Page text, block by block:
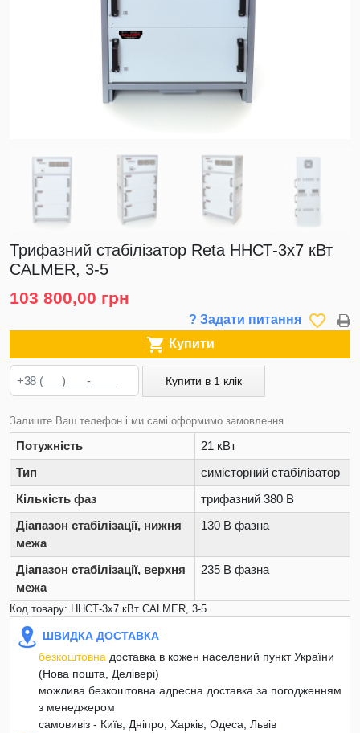
Трифазний стабілізатор Reta ННСТ-3х7 кВт
CALMER, 3-5
103 800,00 грн
? Задати питання favorite_border
 Купити
Купити в 1 клік
Залиште Ваш телефон і ми самі оформимо замовлення
Потужність
21 кВт
Тип
симісторний стабілізатор
Кількість фаз
трифазний 380 В
Діапазон стабілізації, нижня
межа
130 В фазна
Діапазон стабілізації, верхня
межа
235 В фазна
Код товару: ННСТ-3х7 кВт CALMER, 3-5
ШВИДКА ДОСТАВКА
безкоштовна доставка в кожен населений пункт України
(Нова пошта, Делівері)
можлива безкоштовна адресна доставка за погодженням
з менеджером
самовивіз - Київ, Дніпро, Харків, Одеса, Львів